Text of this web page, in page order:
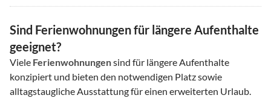
Sind Ferienwohnungen für längere Aufenthalte
geeignet?
Viele Ferienwohnungensind für längere Aufenthalte
konzipiert und bieten den notwendigen Platz sowie
alltagstaugliche Ausstattung für einen erweiterten Urlaub.